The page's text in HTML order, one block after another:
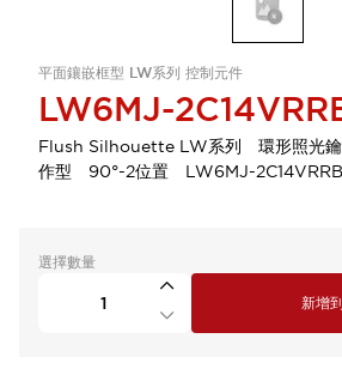
平面鑲嵌框型 LW系列 控制元件
LW6MJ-
Flush Silhouette LW系列 環形照光
作型 90°-2位置 LW6MJ-2C14VRRB
選擇數量
新增